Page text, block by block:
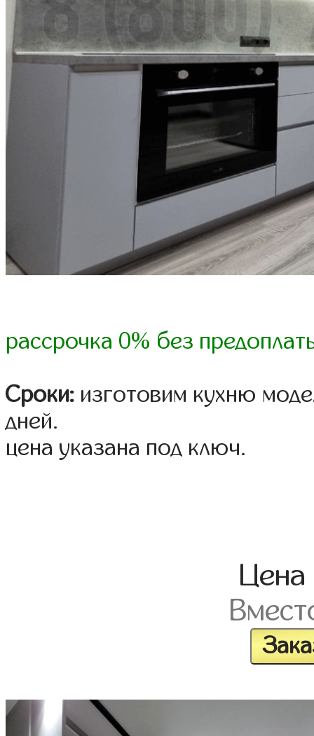
рассрочка 0% без
Сроки: изготовим кухню
дней.
цена указана под ключ.
Цена